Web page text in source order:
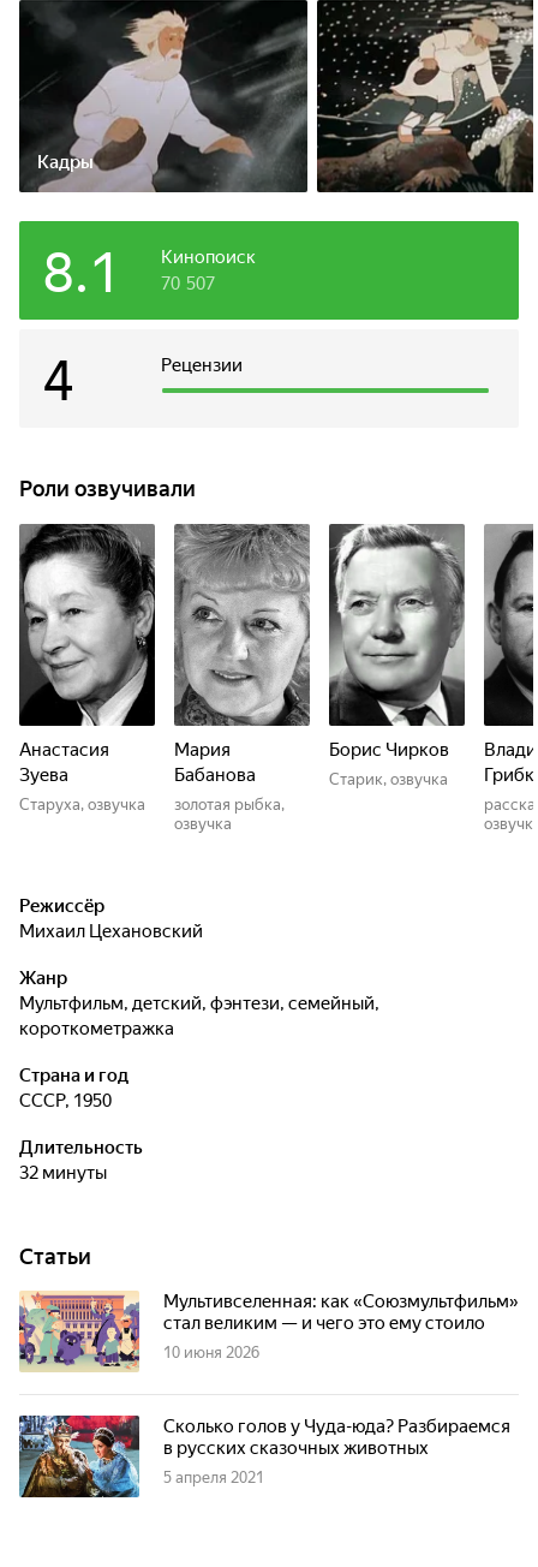
Кадры
Кинопоиск
8.1 70 507
Рецензии
4
Роли озвучивали
Анастасия
Зуева
Старуха, озвучка
Мария
Бабанова
золотая рыбка,
озвучка
Борис Чирков
Старик, озвучка
Режиссёр
Михаил Цехановский
Жанр
мультфильм, детский, фэнтези, семейный,
короткометражка
Страна и год
СССР, 1950
Длительность
32 минуты
Статьи
Мультивселенная: как «Союзмультфильм»
стал великим — и чего это ему стоило
10 июня 2026
Сколько голов у Чуда-юда? Разбираемся
в русских сказочных животных
5 апреля 2021